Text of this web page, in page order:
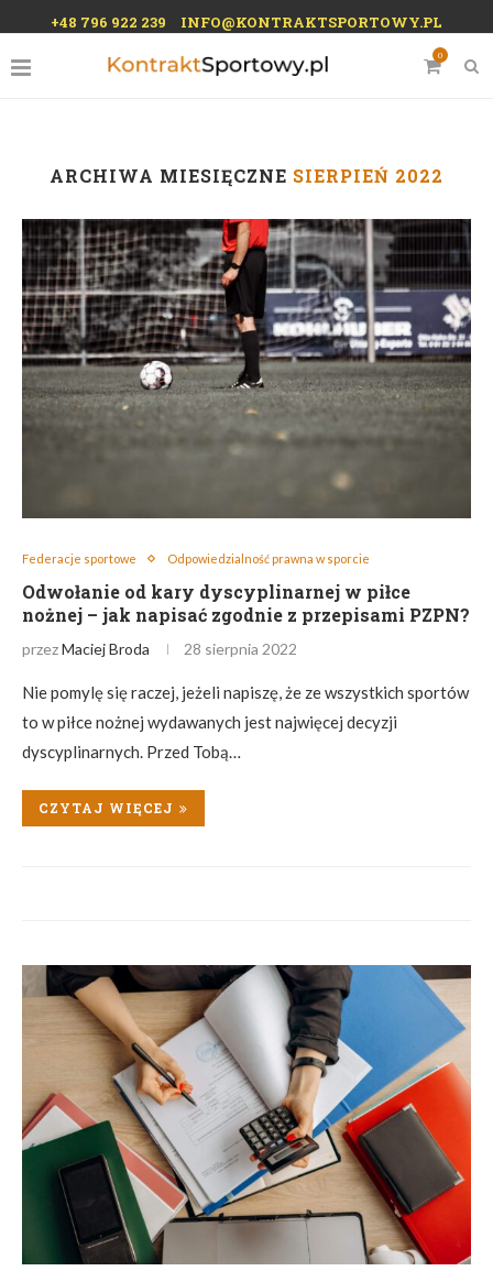
+48 796 922 239 INFO@KONTRAKTSPORTOWY.PL
0
ARCHIWA MIESIĘCZNE SIERPIEŃ 2022
Federacje sportowe Odpowiedzialność prawna w sporcie
Odwołanie od kary dyscyplinarnej w piłce
nożnej – jak napisać zgodnie z przepisami PZPN?
przezMaciej Broda 28 sierpnia 2022
Nie pomylę się raczej, jeżeli napiszę, że ze wszystkich sportów
to w piłce nożnej wydawanych jest najwięcej decyzji
dyscyplinarnych. Przed Tobą…
CZYTAJ WIĘCEJ